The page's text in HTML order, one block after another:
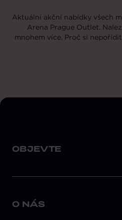
Aktuální akční nabídky všech
Arena Prague Outlet.
mnohem více. Proč si
OBJEVTE
O NÁS